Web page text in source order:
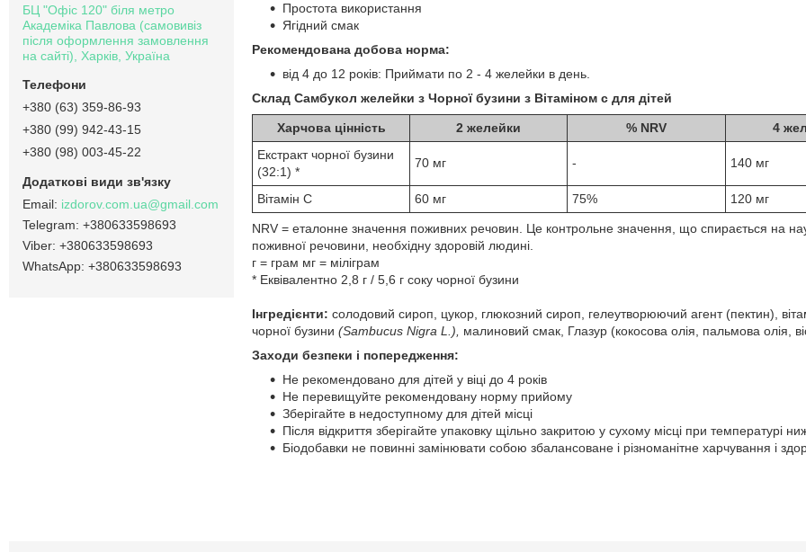
Простота використання
Ягідний смак
Рекомендована добова норма:
від 4 до 12 років: Приймати по 2 - 4 желейки в день.
Склад Самбукол желейки з Чорної бузини з Вітаміном с для дітей
Харчова цінність 2 желейки % NRV 4
Екстракт чорної бузини
(32:1) *
70 мг - 140 мг
Вітамін С 60 мг 75% 120 мг
NRV = еталонне значення поживних речовин. Це контрольне значення, що спирається на
поживної речовини, необхідну здоровій людині.
г = грам мг = міліграм
* Еквівалентно 2,8 г / 5,6 г соку чорної бузини
Інгредієнти: солодовий сироп, цукор, глюкозний сироп, гелеутворюючий агент (пектин),
чорної бузини (Sambucus Nigra L.),
малиновий смак, Глазур (кокосова олія, пальмова олія,
Заходи безпеки і попередження:
Не рекомендовано для дітей у віці до 4 років
Не перевищуйте рекомендовану норму прийому
Зберігайте в недоступному для дітей місці
Після відкриття зберігайте упаковку щільно закритою у сухому місці при температурі
Біодобавки не повинні замінювати собою збалансоване і різноманітне харчування і
БЦ "Офіс 120" біля метро
Академіка Павлова (самовивіз
після оформлення замовлення
на сайті), Харків, Україна
+380 (63) 359-86-93
+380 (99) 942-43-15
+380 (98) 003-45-22
izdorov.com.ua@gmail.com
+380633598693
+380633598693
+380633598693